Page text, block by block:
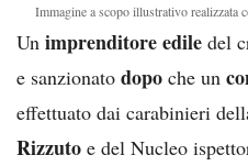
Immagine a scopo illustrativo
Un imprenditore edile del
e sanzionato dopo che un
effettuato dai carabinieri
Rizzuto e del Nucleo